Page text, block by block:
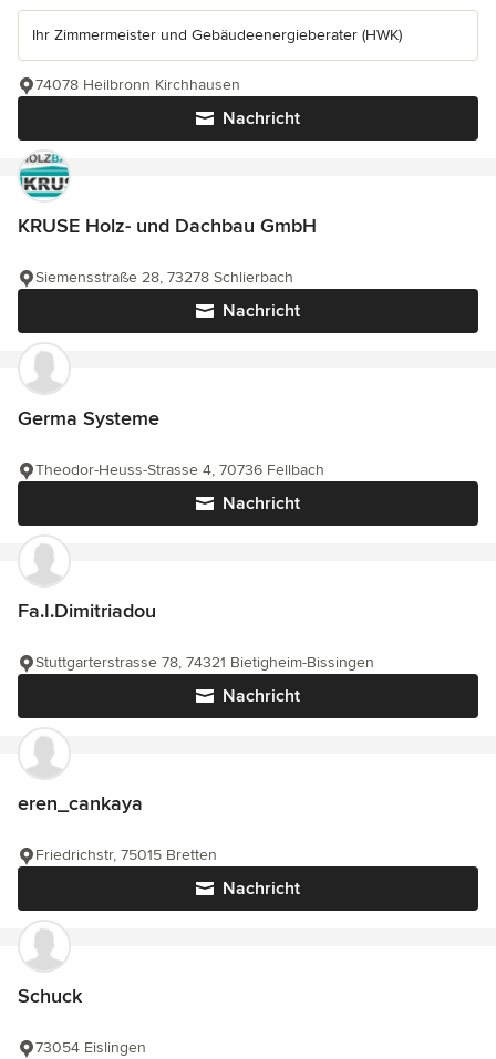
Ihr Zimmermeister und Gebäudeenergieberater (HWK)
Nachricht
74078 Heilbronn Kirchhausen
KRUSE Holz- und Dachbau GmbH
Nachricht
Siemensstraße 28, 73278 Schlierbach
Germa Systeme
Nachricht
Theodor-Heuss-Strasse 4, 70736 Fellbach
Fa.I.Dimitriadou
Nachricht
Stuttgarterstrasse 78, 74321 Bietigheim-Bissingen
eren_cankaya
Nachricht
Friedrichstr, 75015 Bretten
Schuck
73054 Eislingen